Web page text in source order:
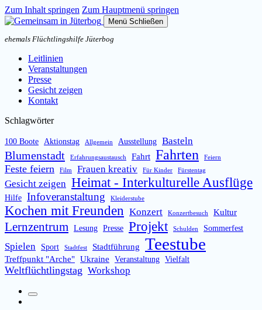
Zum Inhalt springen Zum Hauptmenü springen
Menü Schließen
ehemals Flüchtlingshilfe Jüterbog
Leitlinien
Veranstaltungen
Presse
Gesicht zeigen
Kontakt
Schlagwörter
100 Boote Aktionstag Allgemein Ausstellung Basteln
Blumenstadt Erfahrungsaustausch Fahrt Fahrten Feiern
Feste feiern Film Frauen kreativ Für Kinder Fürstentag
Gesicht zeigen Heimat - Interkulturelle Ausflüge
Hilfe Infoveranstaltung Kleiderstube
Kochen mit Freunden Konzert Konzertbesuch Kultur
Lernzentrum Lesung Presse Projekt Schulden Sommerfest
Spielen Sport Stadtfest Stadtführung Teestube
Treffpunkt "Arche" Ukraine Veranstaltung Vielfalt
Weltflüchtlingstag Workshop
Suchfeld